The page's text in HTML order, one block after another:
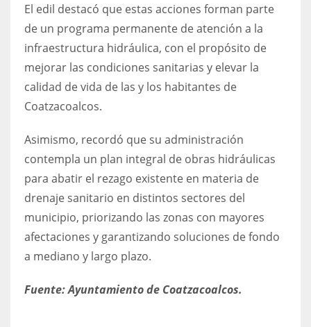
El edil destacó que estas acciones forman parte
de un programa permanente de atención a la
infraestructura hidráulica, con el propósito de
mejorar las condiciones sanitarias y elevar la
calidad de vida de las y los habitantes de
Coatzacoalcos.
Asimismo, recordó que su administración
contempla un plan integral de obras hidráulicas
para abatir el rezago existente en materia de
drenaje sanitario en distintos sectores del
municipio, priorizando las zonas con mayores
afectaciones y garantizando soluciones de fondo
a mediano y largo plazo.
Fuente: Ayuntamiento de Coatzacoalcos.